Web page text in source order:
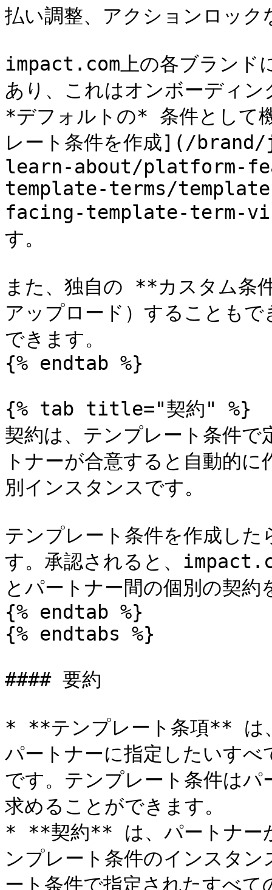
払い調整、アクションロック
impact.com上の各ブランド
あり、これはオンボーディ
*デフォルトの* 条件として
レート条件を作成](/
learn-about/platform-
template-terms/
facing-template-term-
す。
また、独自の **カスタム
アップロード）することも
できます。
{% endtab %}
{% tab title="契約" %}
契約は、テンプレート条件
トナーが合意すると自動的
別インスタンスです。
テンプレート条件を作成し
す。承認されると、
とパートナー間の個別の契約
{% endtab %}
{% endtabs %}
#### 要約
* **テンプレート条項** は
パートナーに指定したいす
です。テンプレート条件は
求めることができます。
* **契約** は、パートナー
ンプレート条件のインスタ
ート条件で指定されたすべ